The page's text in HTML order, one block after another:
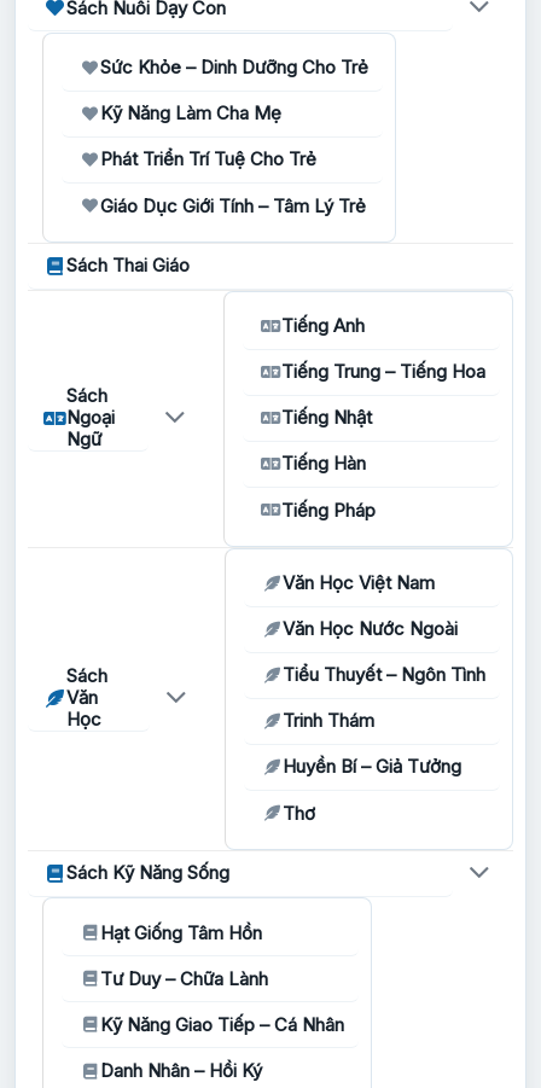
Sách Nuôi Dạy Con
Sức Khỏe – Dinh Dưỡng Cho Trẻ
Kỹ Năng Làm Cha Mẹ
Phát Triển Trí Tuệ Cho Trẻ
Giáo Dục Giới Tính – Tâm Lý Trẻ
Sách Thai Giáo
Sách
Ngoại
Ngữ
Tiếng Anh
Tiếng Trung – Tiếng Hoa
Tiếng Nhật
Tiếng Hàn
Tiếng Pháp
Sách
Văn
Học
Văn Học Việt Nam
Văn Học Nước Ngoài
Tiểu Thuyết – Ngôn Tình
Trinh Thám
Huyền Bí – Giả Tưởng
Thơ
Sách Kỹ Năng Sống
Hạt Giống Tâm Hồn
Tư Duy – Chữa Lành
Kỹ Năng Giao Tiếp – Cá Nhân
Danh Nhân – Hồi Ký